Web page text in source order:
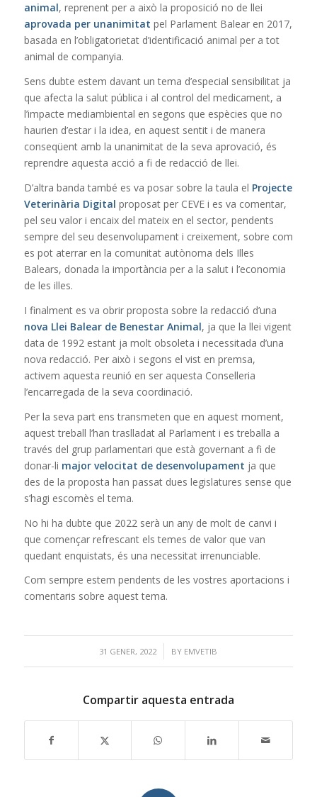
animal, reprenent per a això la proposició no de llei
aprovada per unanimitat pel Parlament Balear en 2017,
basada en l’obligatorietat d’identificació animal per a tot
animal de companyia.
Sens dubte estem davant un tema d’especial sensibilitat ja
que afecta la salut pública i al control del medicament, a
l’impacte mediambiental en segons que espècies que no
haurien d’estar i la idea, en aquest sentit i de manera
conseqüent amb la unanimitat de la seva aprovació, és
reprendre aquesta acció a fi de redacció de llei.
D’altra banda també es va posar sobre la taula el Projecte
Veterinària Digital proposat per CEVE i es va comentar,
pel seu valor i encaix del mateix en el sector, pendents
sempre del seu desenvolupament i creixement, sobre com
es pot aterrar en la comunitat autònoma dels Illes
Balears, donada la importància per a la salut i l’economia
de les illes.
I finalment es va obrir proposta sobre la redacció d’una
nova Llei Balear de Benestar Animal, ja que la llei vigent
data de 1992 estant ja molt obsoleta i necessitada d’una
nova redacció. Per això i segons el vist en premsa,
activem aquesta reunió en ser aquesta Conselleria
l’encarregada de la seva coordinació.
Per la seva part ens transmeten que en aquest moment,
aquest treball l’han traslladat al Parlament i es treballa a
través del grup parlamentari que està governant a fi de
donar-li major velocitat de desenvolupament ja que
des de la proposta han passat dues legislatures sense que
s’hagi escomès el tema.
No hi ha dubte que 2022 serà un any de molt de canvi i
que començar refrescant els temes de valor que van
quedant enquistats, és una necessitat irrenunciable.
Com sempre estem pendents de les vostres aportacions i
comentaris sobre aquest tema.
31 GENER, 2022
/ BY EMVETIB
Compartir aquesta entrada